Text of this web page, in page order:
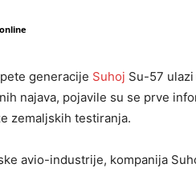
generacije Suhoj Su-57
najava, pojavile su se prve
zemaljskih testiranja.
avio-industrije, kompanija